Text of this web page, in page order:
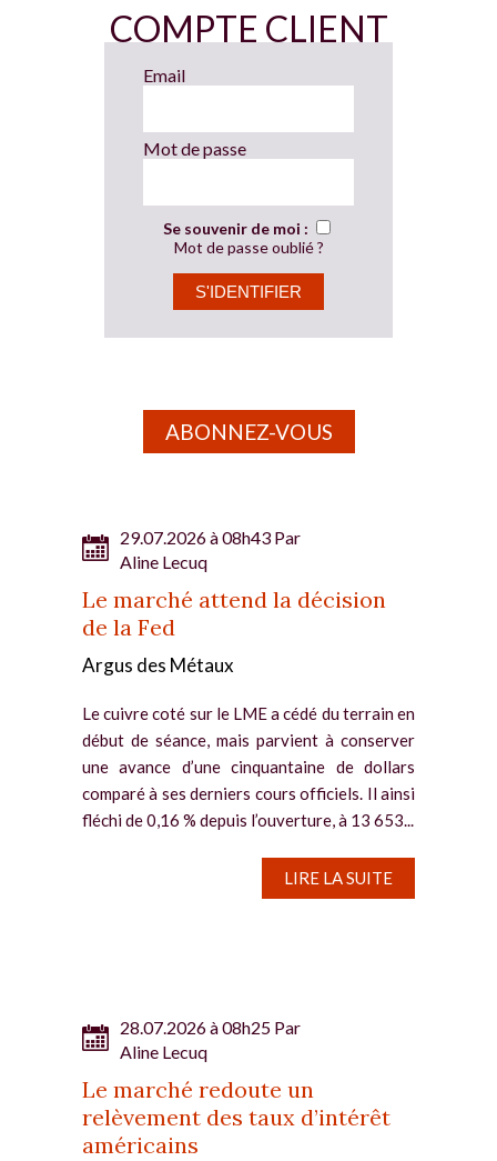
COMPTE CLIENT
Email
Mot de passe
Se souvenir de moi :
Mot de passe oublié ?
ABONNEZ-VOUS
29.07.2026 à 08h43 Par
Aline Lecuq
Le marché attend la décision
de la Fed
Argus des Métaux
Le cuivre coté sur le LME a cédé du terrain en
début de séance, mais parvient à conserver
une avance d’une cinquantaine de dollars
comparé à ses derniers cours officiels. Il ainsi
fléchi de 0,16 % depuis l’ouverture, à 13 653...
LIRE LA SUITE
28.07.2026 à 08h25 Par
Aline Lecuq
Le marché redoute un
relèvement des taux d’intérêt
américains